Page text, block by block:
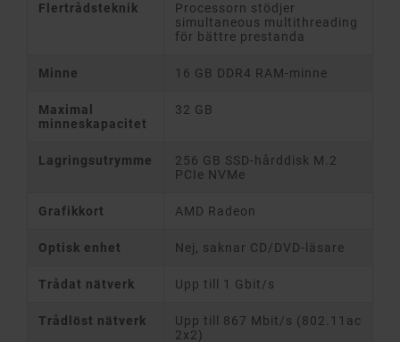
Flertrådsteknik
Processorn stödjer
simultaneous multithreading
för bättre prestanda
Minne 16 GB DDR4 RAM-minne
Maximal
minneskapacitet
32 GB
Lagringsutrymme
256 GB SSD-hårddisk M.2
PCIe NVMe
Grafikkort AMD Radeon
Optisk enhet Nej, saknar CD/DVD-läsare
Trådat nätverk Upp till 1 Gbit/s
Trådlöst nätverk
Upp till 867 Mbit/s (802.11ac
2x2)